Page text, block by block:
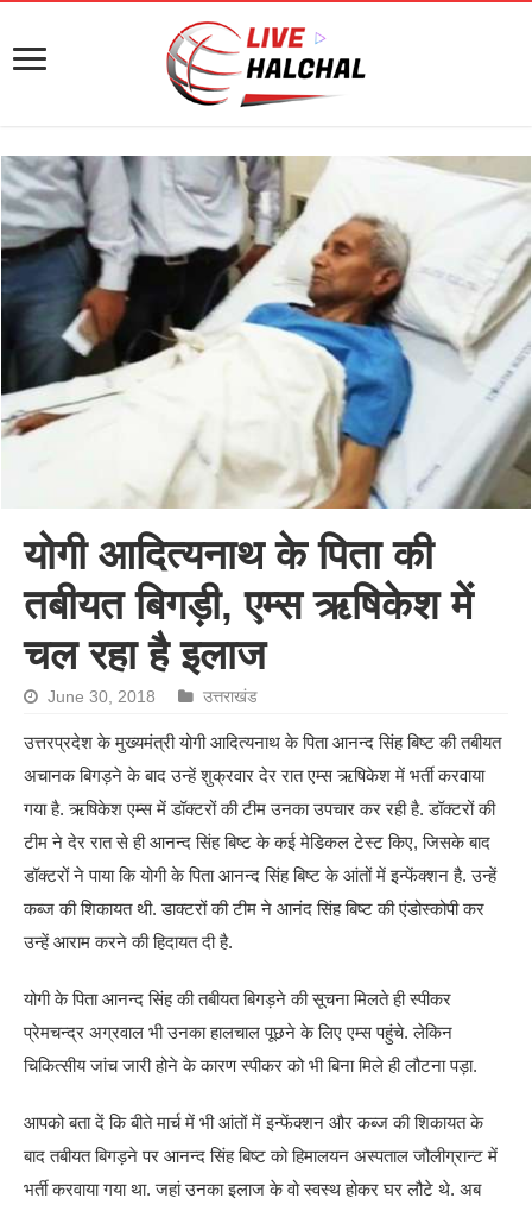
योगी आदित्यनाथ के पिता की
तबीयत बिगड़ी, एम्स ऋषिकेश में
चल रहा है इलाज
June 30, 2018 उत्तराखंड
उत्तरप्रदेश के मुख्यमंत्री योगी आदित्यनाथ के पिता आनन्द सिंह बिष्ट की तबीयत
अचानक बिगड़ने के बाद उन्हें शुक्रवार देर रात एम्स ऋषिकेश में भर्ती करवाया
गया है. ऋषिकेश एम्स में डॉक्टरों की टीम उनका उपचार कर रही है. डॉक्टरों की
टीम ने देर रात से ही आनन्द सिंह बिष्ट के कई मेडिकल टेस्ट किए, जिसके बाद
डॉक्टरों ने पाया कि योगी के पिता आनन्द सिंह बिष्ट के आंतों में इन्फेंक्शन है. उन्हें
कब्ज की शिकायत थी. डाक्टरों की टीम ने आनंद सिंह बिष्ट की एंडोस्कोपी कर
उन्हें आराम करने की हिदायत दी है.
योगी के पिता आनन्द सिंह की तबीयत बिगड़ने की सूचना मिलते ही स्पीकर
प्रेमचन्द्र अग्रवाल भी उनका हालचाल पूछने के लिए एम्स पहुंचे. लेकिन
चिकित्सीय जांच जारी होने के कारण स्पीकर को भी बिना मिले ही लौटना पड़ा.
आपको बता दें कि बीते मार्च में भी आंतों में इन्फेंक्शन और कब्ज की शिकायत के
बाद तबीयत बिगड़ने पर आनन्द सिंह बिष्ट को हिमालयन अस्पताल जौलीग्रान्ट में
भर्ती करवाया गया था. जहां उनका इलाज के वो स्वस्थ होकर घर लौटे थे. अब